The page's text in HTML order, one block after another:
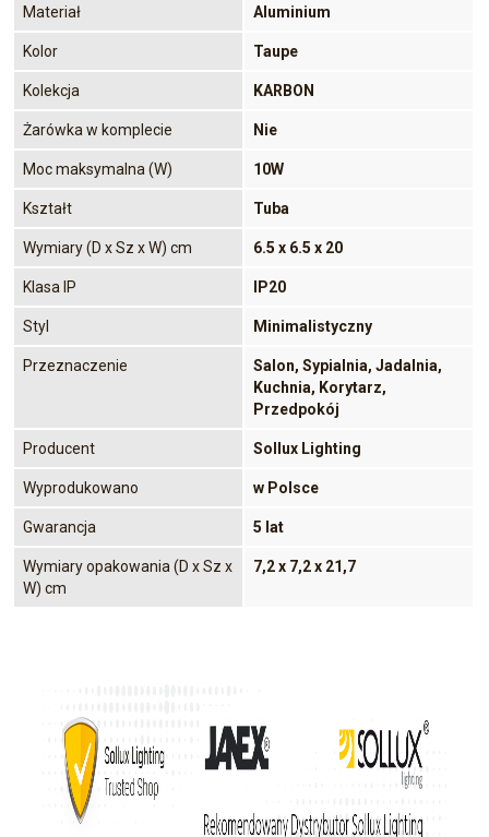
Materiał Aluminium
Kolor Taupe
Kolekcja KARBON
Żarówka w komplecie Nie
Moc maksymalna (W) 10W
Kształt Tuba
Wymiary (D x Sz x W) cm 6.5 x 6.5 x 20
Klasa IP IP20
Styl Minimalistyczny
Przeznaczenie
Salon, Sypialnia, Jadalnia,
Kuchnia, Korytarz,
Przedpokój
Producent Sollux Lighting
Wyprodukowano w Polsce
Gwarancja 5 lat
Wymiary opakowania (D x Sz x
W) cm
7,2 x 7,2 x 21,7